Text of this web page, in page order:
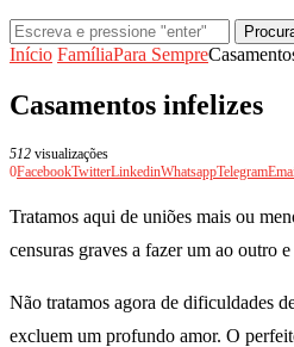
Início FamíliaPara Sempre
Casamentos infelizes
512 visualizações
0FacebookTwitterLinkedinWhatsappTelegram
Tratamos aqui de uniões mais ou
censuras graves a fazer um ao outro
Não tratamos agora de dificuldades
excluem um profundo amor. O